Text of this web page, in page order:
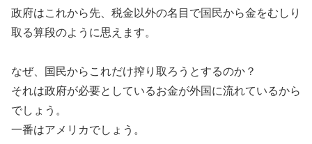
政府はこれから先、税金以外の名目で国民から金をむしり
取る算段のように思えます。
なぜ、国民からこれだけ搾り取ろうとするのか？
それは政府が必要としているお金が外国に流れているから
でしょう。
一番はアメリカでしょう。